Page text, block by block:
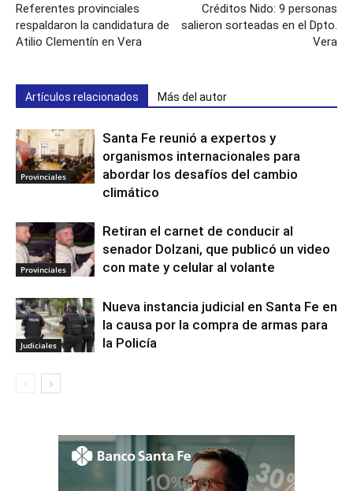
Referentes provinciales
respaldaron la candidatura de
Atilio Clementín en Vera
Créditos Nido: 9 personas
salieron sorteadas en el Dpto.
Vera
Artículos relacionados Más del autor
Provinciales
Santa Fe reunió a expertos y
organismos internacionales para
abordar los desafíos del cambio
climático
Provinciales
Retiran el carnet de conducir al
senador Dolzani, que publicó un video
con mate y celular al volante
Judiciales
Nueva instancia judicial en Santa Fe en
la causa por la compra de armas para
la Policía